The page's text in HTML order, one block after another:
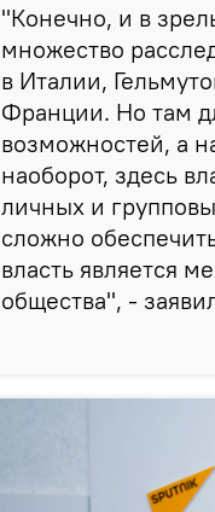
"Конечно, и в
множество
в Италии,
Франции. Но там
возможностей, а
наоборот, здесь
личных и
сложно
власть является
общества", -